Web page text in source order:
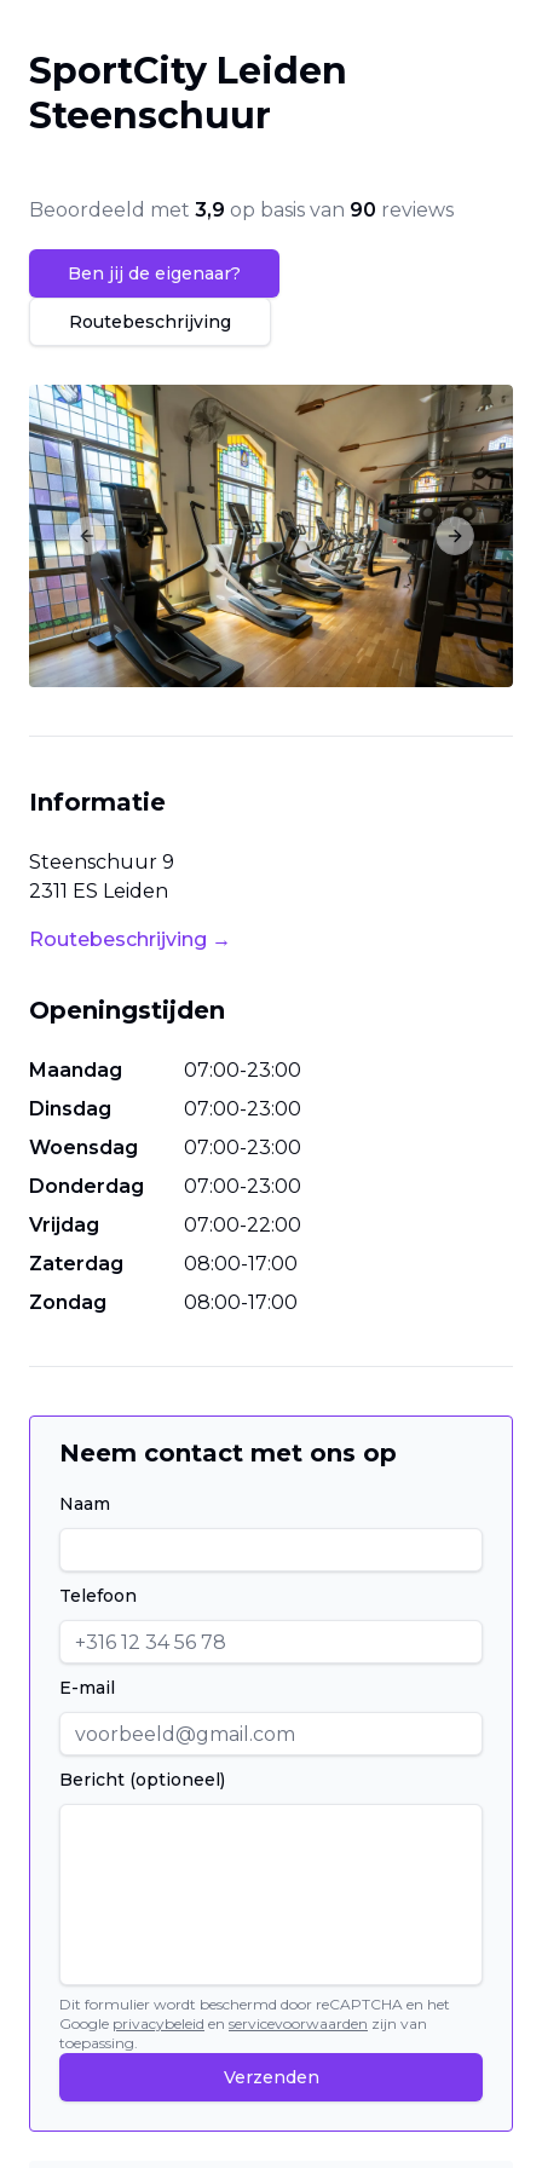
SportCity Leiden
Steenschuur
Beoordeeld met 3,9 op basis van 90 reviews
Ben jij de eigenaar?
Routebeschrijving
Previous slide Next slide
Informatie
Steenschuur 9
2311 ES Leiden
Routebeschrijving →
Openingstijden
Maandag 07:00-23:00
Dinsdag
07:00-23:00
Woensdag
07:00-23:00
Donderdag
07:00-23:00
Vrijdag
07:00-22:00
Zaterdag
08:00-17:00
Zondag
08:00-17:00
Neem contact met ons op
Naam
Telefoon
E-mail
Bericht (optioneel)
Dit formulier wordt beschermd door reCAPTCHA en het
Google privacybeleid en servicevoorwaarden zijn van
toepassing.
Verzenden